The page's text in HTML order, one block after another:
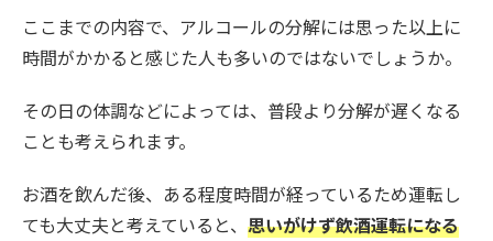
ここまでの内容で、アルコールの分解には思った以上に
時間がかかると感じた人も多いのではないでしょうか。
その日の体調などによっては、普段より分解が遅くなる
ことも考えられます。
お酒を飲んだ後、ある程度時間が経っているため運転し
ても大丈夫と考えていると、 思いがけず飲酒運転になる